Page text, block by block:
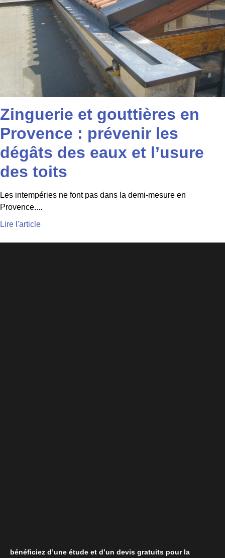
Zinguerie et gouttières en
Provence : prévenir les
dégâts des eaux et l’usure
des toits
Les intempéries ne font pas dans la demi-mesure en
Provence....
Lire l'article
bénéficiez d’une étude et d’un devis gratuits pour la